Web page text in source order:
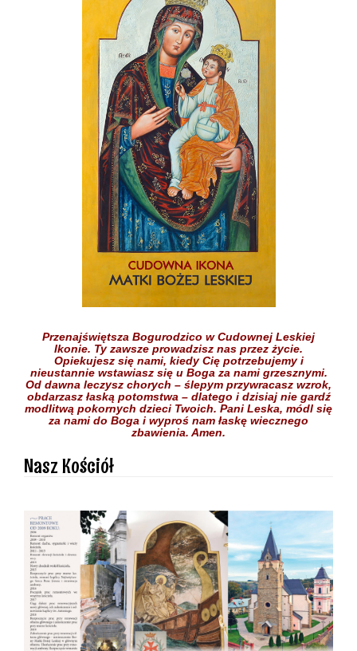
Przenajświętsza Bogurodzico w Cudownej Leskiej
Ikonie. Ty zawsze prowadzisz nas przez życie.
Opiekujesz się nami, kiedy Cię potrzebujemyi
nieustannie wstawiasz się u Boga za nami grzesznymi.
Od dawna leczysz chorych – ślepym przywracasz wzrok,
obdarzasz łaską potomstwa – dlatego i dzisiaj nie gardź
modlitwą pokornych dzieci Twoich. Pani Leska, módl się
za nami do Boga i wyproś nam łaskę wiecznego
zbawienia. Amen.
Nasz Kościół